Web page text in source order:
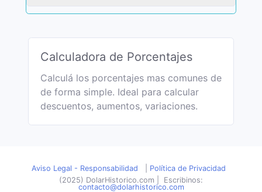
Calculadora de Porcentajes
Calculá los porcentajes mas comunes de
de forma simple. Ideal para calcular
descuentos, aumentos, variaciones.
Aviso Legal - Responsabilidad
Política de Privacidad
(2025) DolarHistorico.com
Escribinos:
contacto@dolarhistorico.com